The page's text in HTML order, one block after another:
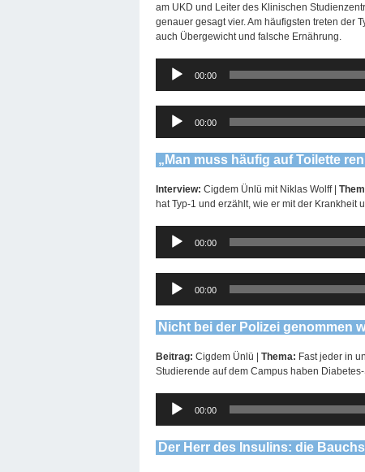
am UKD und Leiter des Klinischen
genauer gesagt vier. Am häufigsten treten der
auch Übergewicht und falsche Ernährung.
Audio-
Player
00:00
Audio-
Player
00:00
„Man muss häufig auf Toilette
Interview: Cigdem Ünlü mit Niklas Wolff |
hat Typ-1 und erzählt, wie er mit der Krankheit
Audio-
Player
00:00
Audio-
Player
00:00
Nicht bei der Polizei genommen
Beitrag: Cigdem Ünlü | Thema: Fast jeder in
Studierende auf dem Campus haben
Audio-
Player
00:00
Der Herr des Insulins: die